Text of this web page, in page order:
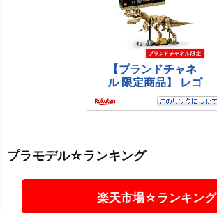
プラモデル☆ランキング
楽天市場☆ランキング